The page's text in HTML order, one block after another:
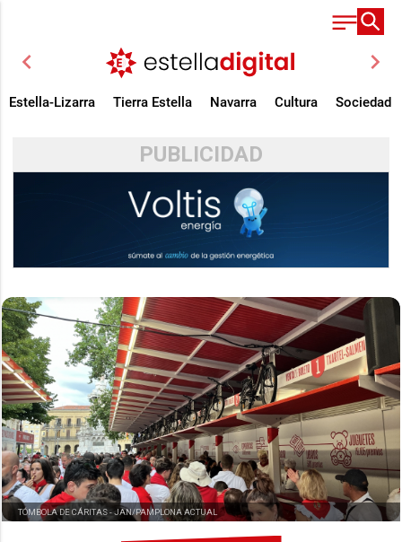
chevron_left chevron_right
Estella-Lizarra Tierra Estella Navarra Cultura Sociedad
PUBLICIDAD
TÓMBOLA DE CÁRITAS -JAN/PAMPLONA ACTUAL